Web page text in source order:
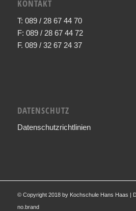
KONTAKT
T: 089 / 28 67 44 70
F: 089 / 28 67 44 72
F. 089 / 32 67 24 37
DATENSCHUTZ
Datenschutzrichtlinien
© Copyright 2018 by Kochschule Hans Haas |
no.brand